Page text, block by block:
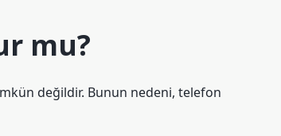
mu?
değildir. Bunun nedeni, telefon